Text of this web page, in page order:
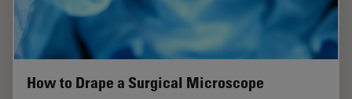
How to Drape a Surgical Microscope